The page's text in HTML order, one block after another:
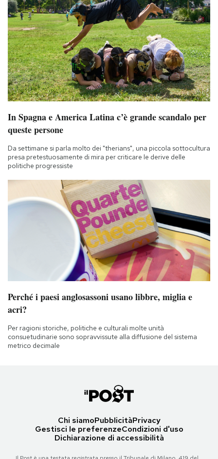
In Spagna e America Latina c’è grande scandalo per
queste persone
Da settimane si parla molto dei "therians", una piccola sottocultura
presa pretestuosamente di mira per criticare le derive delle
politiche progressiste
Perché i paesi anglosassoni usano libbre, miglia e
acri?
Per ragioni storiche, politiche e culturali molte unità
consuetudinarie sono sopravvissute alla diffusione del sistema
metrico decimale
Chi siamoPubblicitàPrivacy
Gestisci le preferenzeCondizioni d'uso
Dichiarazione di accessibilità